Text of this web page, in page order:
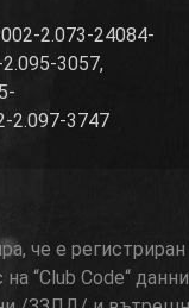
2.073-24084-
2.095-3057,
2.097-3747
че е
“Club Code“